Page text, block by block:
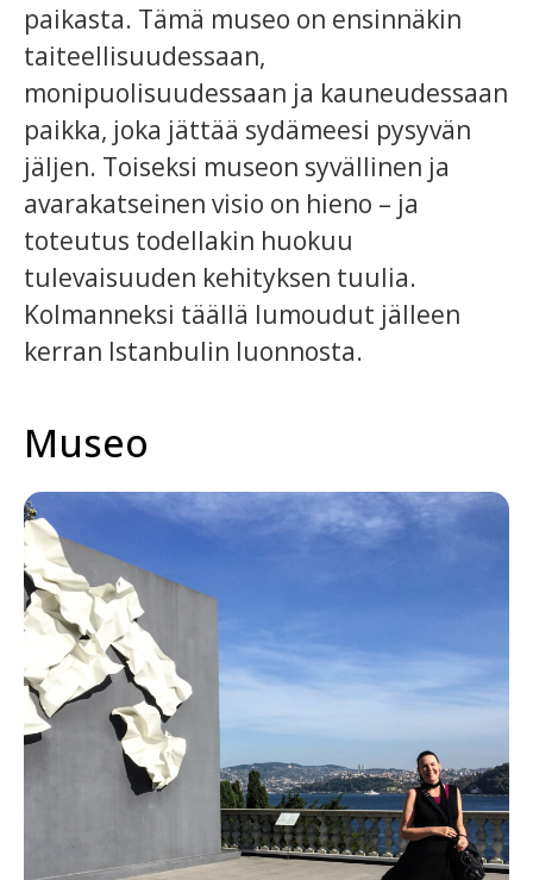
paikasta. Tämä museo on ensinnäkin
taiteellisuudessaan,
monipuolisuudessaan ja kauneudessaan
paikka, joka jättää sydämeesi pysyvän
jäljen. Toiseksi museon syvällinen ja
avarakatseinen visio on hieno – ja
toteutus todellakin huokuu
tulevaisuuden kehityksen tuulia.
Kolmanneksi täällä lumoudut jälleen
kerran Istanbulin luonnosta.
Museo